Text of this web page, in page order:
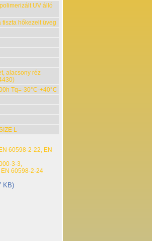
UV álló
tiszta hőkezelt üveg
alacsony réz
Tq=-30°C-+40°C
L
60598-2-22, EN
3-3,
60598-2-24
KB)